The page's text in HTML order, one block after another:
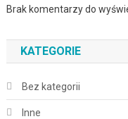
Brak komentarzy do
KATEGORIE
Bez kategorii
Inne